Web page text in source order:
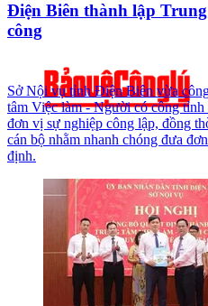
Điện Biên thành lập
công
Sở Nội vụ tỉnh Điện Biên vừa
tâm Việc làm - Người có công
đơn vị sự nghiệp công lập, đồng
cán bộ nhằm nhanh chóng đưa
định.